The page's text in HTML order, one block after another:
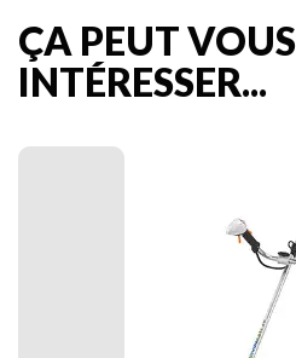
ÇA PEUT VOUS
INTÉRESSER...